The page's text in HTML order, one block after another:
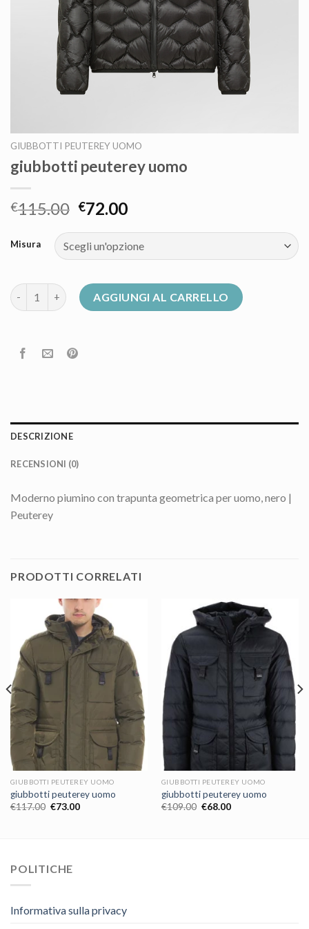
GIUBBOTTI PEUTEREY UOMO
giubbotti peuterey uomo
€115.00 €72.00
Misura
giubbotti peuterey uomo quantità
AGGIUNGI AL CARRELLO
DESCRIZIONE
RECENSIONI (0)
Moderno piumino con trapunta geometrica per uomo, nero |
Peuterey
PRODOTTI CORRELATI
GIUBBOTTI PEUTEREY UOMO
giubbotti peuterey uomo
€117.00 €73.00
GIUBBOTTI PEUTEREY UOMO
giubbotti peuterey uomo
€109.00 €68.00
POLITICHE
Informativa sulla privacy